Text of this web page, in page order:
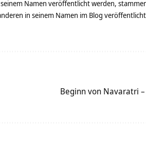
Namen veröffentlicht werden,
in seinem Namen im Blog
Beginn von Navaratri